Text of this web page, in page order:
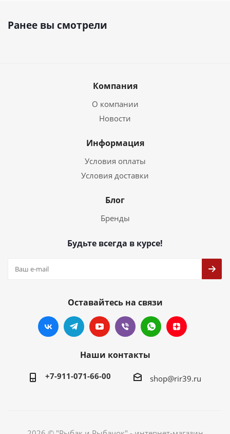
Ранее вы смотрели
Компания
О компании
Новости
Информация
Условия оплаты
Условия доставки
Блог
Бренды
Будьте всегда в курсе!
Оставайтесь на связи
Наши контакты
+7-911-071-66-00 shop@rir39.ru